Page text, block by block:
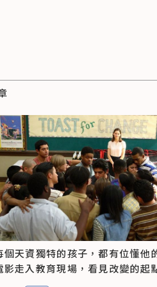
個天資獨特的孩子，都有位懂他
影走入教育現場，看見改變的起